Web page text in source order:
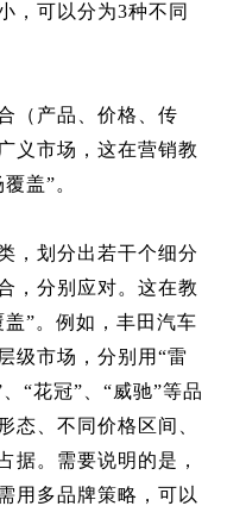
，可以分为3种不同
（产品、价格、传
义市场，这在营销教
盖”。
，划分出若干个细分
，分别应对。这在教
”。例如，丰田汽车
级市场，分别用“雷
“花冠”、“威驰”等品
态、不同价格区间、
据。需要说明的是，
用多品牌策略，可以